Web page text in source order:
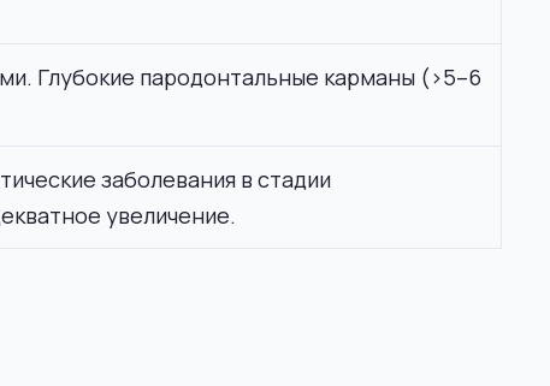
Глубокие пародонтальные карманы (>5–6
заболевания в стадии
увеличение.